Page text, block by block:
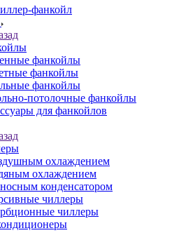
фанкойл
фанкойлы
фанкойлы
фанкойлы
потолочные фанкойлы
для фанкойлов
охлаждением
охлаждением
конденсатором
чиллеры
чиллеры